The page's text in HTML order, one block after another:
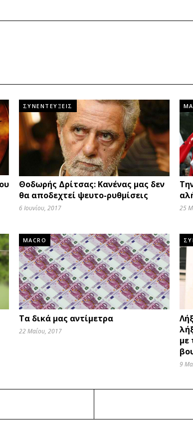
ΣΥΝΕΝΤΕΥΞΕΙΣ
Θοδωρής Δρίτσας: Κανένας μας δεν
θα αποδεχτεί ψευτο-ρυθμίσεις
6 Ιουνίου, 2017 25
MACRO
Τα δικά μας αντίμετρα
22 Μαΐου, 2017
με
9